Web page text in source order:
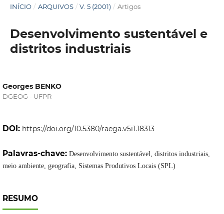
INÍCIO / ARQUIVOS / V. 5 (2001) / Artigos
Desenvolvimento sustentável e
distritos industriais
Georges BENKO
DGEOG - UFPR
DOI: https://doi.org/10.5380/raega.v5i1.18313
Palavras-chave: Desenvolvimento sustentável, distritos industriais,
meio ambiente, geografia, Sistemas Produtivos Locais (SPL)
RESUMO